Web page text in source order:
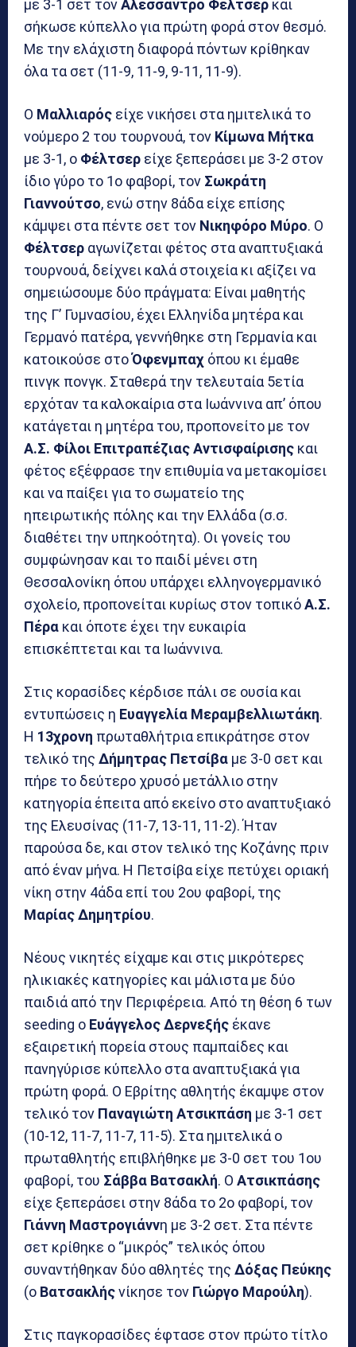
με 3-1 σετ τονΑλεσσάντρο Φέλτσερ και
σήκωσε κύπελλο για πρώτη φορά στον θεσμό.
Με την ελάχιστη διαφορά πόντων κρίθηκαν
όλα τα σετ (11-9, 11-9, 9-11, 11-9).
Ο Μαλλιαρός είχε νικήσει στα ημιτελικά το
νούμερο 2 του τουρνουά, τον Κίμωνα Μήτκα
με 3-1, ο Φέλτσερ είχε ξεπεράσει με 3-2 στον
ίδιο γύρο το 1ο φαβορί, τον Σωκράτη
Γιαννούτσο, ενώ στην 8άδα είχε επίσης
κάμψει στα πέντε σετ τον Νικηφόρο Μύρο. Ο
Φέλτσερ αγωνίζεται φέτος στα αναπτυξιακά
τουρνουά, δείχνει καλά στοιχεία κι αξίζει να
σημειώσουμε δύο πράγματα: Είναι μαθητής
της Γ’ Γυμνασίου, έχει Ελληνίδα μητέρα και
Γερμανό πατέρα, γεννήθηκε στη Γερμανία και
κατοικούσε στοΌφενμπαχ όπου κι έμαθε
πινγκ πονγκ. Σταθερά την τελευταία 5ετία
ερχόταν τα καλοκαίρια στα Ιωάννινα απ’ όπου
κατάγεται η μητέρα του, προπονείτο με τον
Α.Σ. Φίλοι Επιτραπέζιας Αντισφαίρισης και
φέτος εξέφρασε την επιθυμία να μετακομίσει
και να παίξει για το σωματείο της
ηπειρωτικής πόλης και την Ελλάδα (σ.σ.
διαθέτει την υπηκοότητα). Οι γονείς του
συμφώνησαν και το παιδί μένει στη
Θεσσαλονίκη όπου υπάρχει ελληνογερμανικό
σχολείο, προπονείται κυρίως στον τοπικόΑ.Σ.
Πέρα και όποτε έχει την ευκαιρία
επισκέπτεται και τα Ιωάννινα.
Στις κορασίδες κέρδισε πάλι σε ουσία και
εντυπώσεις η Ευαγγελία Μεραμβελλιωτάκη.
Η 13χρονη πρωταθλήτρια επικράτησε στον
τελικό της Δήμητρας Πετσίβα με 3-0 σετ και
πήρε το δεύτερο χρυσό μετάλλιο στην
κατηγορία έπειτα από εκείνο στο αναπτυξιακό
της Ελευσίνας (11-7, 13-11, 11-2). Ήταν
παρούσα δε, και στον τελικό της Κοζάνης πριν
από έναν μήνα. Η Πετσίβα είχε πετύχει οριακή
νίκη στην 4άδα επί του 2ου φαβορί, της
Μαρίας Δημητρίου.
Νέους νικητές είχαμε και στις μικρότερες
ηλικιακές κατηγορίες και μάλιστα με δύο
παιδιά από την Περιφέρεια. Από τη θέση 6 των
seeding ο Ευάγγελος Δερνεξής έκανε
εξαιρετική πορεία στους παμπαίδες και
πανηγύρισε κύπελλο στα αναπτυξιακά για
πρώτη φορά. Ο Εβρίτης αθλητής έκαμψε στον
τελικό τον Παναγιώτη Ατσικπάση με 3-1 σετ
(10-12, 11-7, 11-7, 11-5). Στα ημιτελικά ο
πρωταθλητής επιβλήθηκε με 3-0 σετ του 1ου
φαβορί, του Σάββα Βατσακλή. Ο Ατσικπάσης
είχε ξεπεράσει στην 8άδα το 2ο φαβορί, τον
Γιάννη Μαστρογιάννη με 3-2 σετ. Στα πέντε
σετ κρίθηκε ο “μικρός” τελικός όπου
συναντήθηκαν δύο αθλητές της Δόξας Πεύκης
(ο Βατσακλήςνίκησε τον Γιώργο Μαρούλη).
Στις παγκορασίδες έφτασε στον πρώτο τίτλο